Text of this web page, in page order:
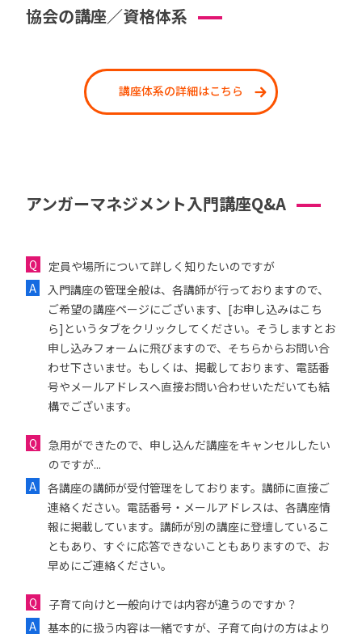
協会の講座／資格体系
講座体系の詳細はこちら
アンガーマネジメント入門講座Q&A
定員や場所について詳しく知りたいのですが
入門講座の管理全般は、各講師が行っておりますので、
ご希望の講座ページにございます、[お申し込みはこち
ら]というタブをクリックしてください。そうしますとお
申し込みフォームに飛びますので、そちらからお問い合
わせ下さいませ。もしくは、掲載しております、電話番
号やメールアドレスへ直接お問い合わせいただいても結
構でございます。
急用ができたので、申し込んだ講座をキャンセルしたい
のですが...
各講座の講師が受付管理をしております。講師に直接ご
連絡ください。電話番号・メールアドレスは、各講座情
報に掲載しています。講師が別の講座に登壇しているこ
ともあり、すぐに応答できないこともありますので、お
早めにご連絡ください。
子育て向けと一般向けでは内容が違うのですか？
基本的に扱う内容は一緒ですが、子育て向けの方はより